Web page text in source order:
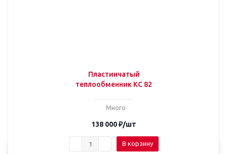
Пластинчатый
теплообменник КС 82
Много
138 000₽/шт
В корзину